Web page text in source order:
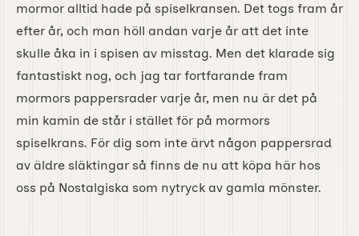
mormor alltid hade på spiselkransen. Det togs fram år
efter år, och man höll andan varje år att det inte
skulle åka in i spisen av misstag. Men det klarade sig
fantastiskt nog, och jag tar fortfarande fram
mormors pappersrader varje år, men nu är det på
min kamin de står i stället för på mormors
spiselkrans. För dig som inte ärvt någon pappersrad
av äldre släktingar så finns de nu att köpa här hos
oss på Nostalgiska som nytryck av gamla mönster.